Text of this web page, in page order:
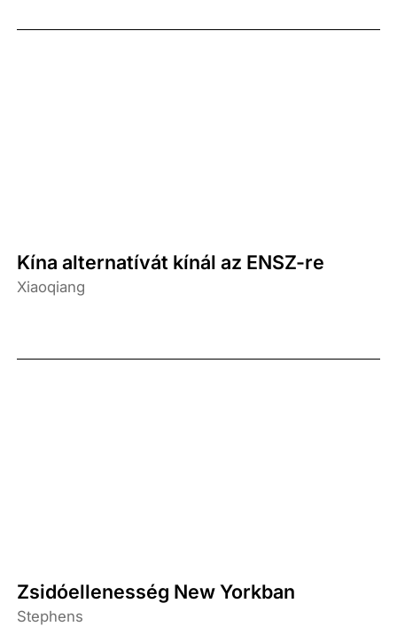
Kína alternatívát kínál az ENSZ-re
Xiaoqiang
Zsidóellenesség New Yorkban
Stephens